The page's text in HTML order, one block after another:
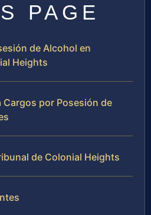
PAGE
de Alcohol en
Heights
Cargos por Posesión de
de Colonial Heights